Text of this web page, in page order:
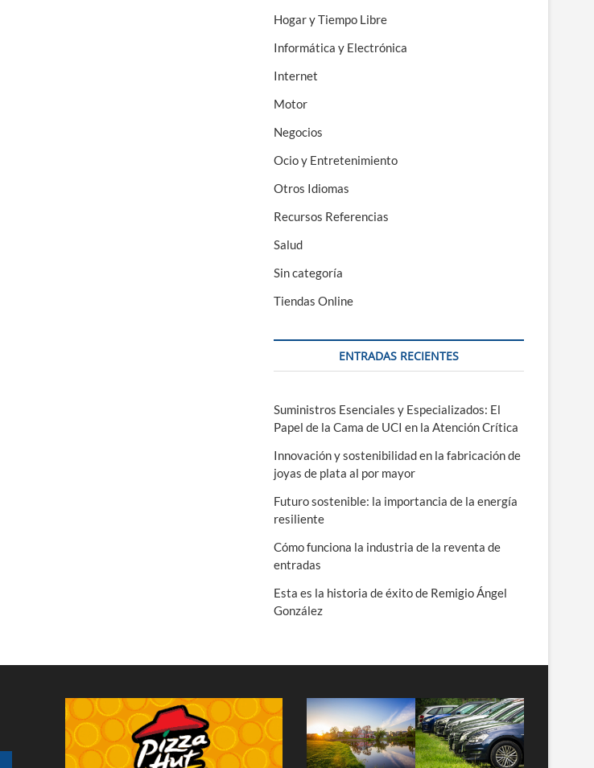
Hogar y Tiempo Libre
Informática y Electrónica
Internet
Motor
Negocios
Ocio y Entretenimiento
Otros Idiomas
Recursos Referencias
Salud
Sin categoría
Tiendas Online
ENTRADAS RECIENTES
Suministros Esenciales y Especializados: El
Papel de la Cama de UCI en la Atención Crítica
Innovación y sostenibilidad en la fabricación de
joyas de plata al por mayor
Futuro sostenible: la importancia de la energía
resiliente
Cómo funciona la industria de la reventa de
entradas
Esta es la historia de éxito de Remigio Ángel
González